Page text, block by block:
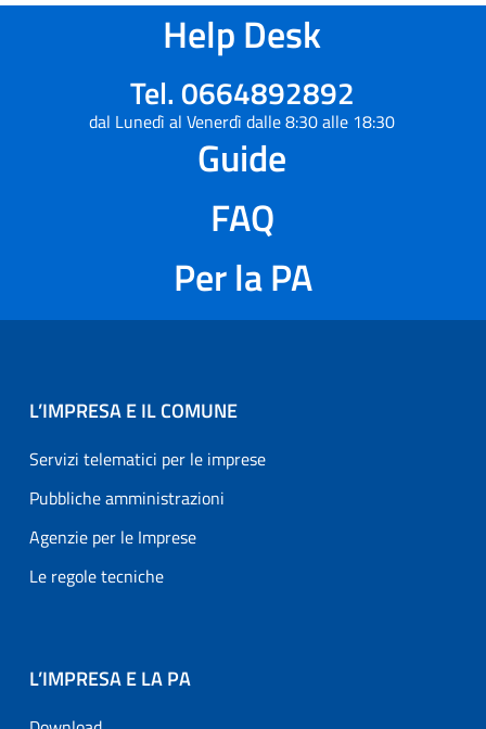
Help Desk
Tel. 0664892892
dal Lunedì al Venerdì dalle 8:30 alle 18:30
Guide
FAQ
Per la PA
L’IMPRESA E IL COMUNE
Servizi telematici per le imprese
Pubbliche amministrazioni
Agenzie per le Imprese
Le regole tecniche
L’IMPRESA E LA PA